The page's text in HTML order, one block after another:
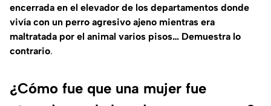
encerrada en el elevador de los departamentos donde
vivía con un perro agresivo ajeno mientras era
maltratada por el animal varios pisos… Demuestra lo
contrario.
¿Cómo fue que una mujer fue